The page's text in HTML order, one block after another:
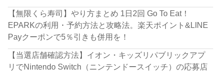
【無限くら寿司】やり方まとめ 1日2回 Go To Eat！
EPARKの利用・予約方法と攻略法。楽天ポイント&LINE
Payクーポンで5％引きも併用を！
【当選店舗確認方法】イオン・キッズリパブリックアプ
リでNintendo Switch（ニンテンドースイッチ）の応募店